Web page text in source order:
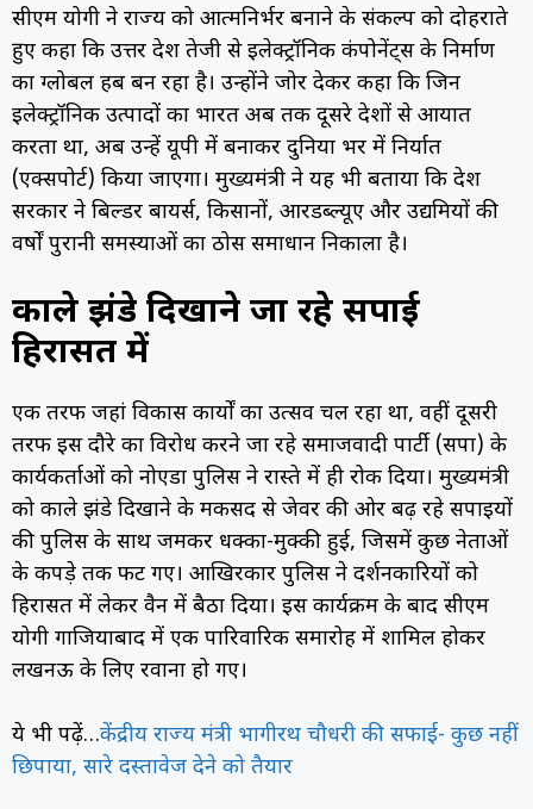
सीएम योगी ने राज्य को आत्मनिर्भर बनाने के संकल्प को दोहराते
हुए कहा कि उत्तर प्रदेश तेजी से इलेक्ट्रॉनिक कंपोनेंट्स के निर्माण
का ग्लोबल हब बन रहा है। उन्होंने जोर देकर कहा कि जिन
इलेक्ट्रॉनिक उत्पादों का भारत अब तक दूसरे देशों से आयात
करता था, अब उन्हें यूपी में बनाकर दुनिया भर में निर्यात
(एक्सपोर्ट) किया जाएगा। मुख्यमंत्री ने यह भी बताया कि प्रदेश
सरकार ने बिल्डर बायर्स, किसानों, आरडब्ल्यूए और उद्यमियों की
वर्षों पुरानी समस्याओं का ठोस समाधान निकाला है।
काले झंडे दिखाने जा रहे सपाई
हिरासत में
एक तरफ जहां विकास कार्यों का उत्सव चल रहा था, वहीं दूसरी
तरफ इस दौरे का विरोध करने जा रहे समाजवादी पार्टी (सपा) के
कार्यकर्ताओं को नोएडा पुलिस ने रास्ते में ही रोक दिया। मुख्यमंत्री
को काले झंडे दिखाने के मकसद से जेवर की ओर बढ़ रहे सपाइयों
की पुलिस के साथ जमकर धक्का-मुक्की हुई, जिसमें कुछ नेताओं
के कपड़े तक फट गए। आखिरकार पुलिस ने प्रदर्शनकारियों को
हिरासत में लेकर वैन में बैठा दिया। इस कार्यक्रम के बाद सीएम
योगी गाजियाबाद में एक पारिवारिक समारोह में शामिल होकर
लखनऊ के लिए रवाना हो गए।
ये भी पढ़ें…केंद्रीय राज्य मंत्री भागीरथ चौधरी की सफाई- कुछ नहीं
छिपाया, सारे दस्तावेज देने को तैयार